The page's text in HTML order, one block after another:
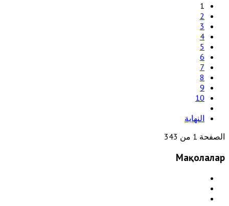
1
2
3
4
5
6
7
8
9
10
النهاية
الصفحة 1 من 343
Мақолалар